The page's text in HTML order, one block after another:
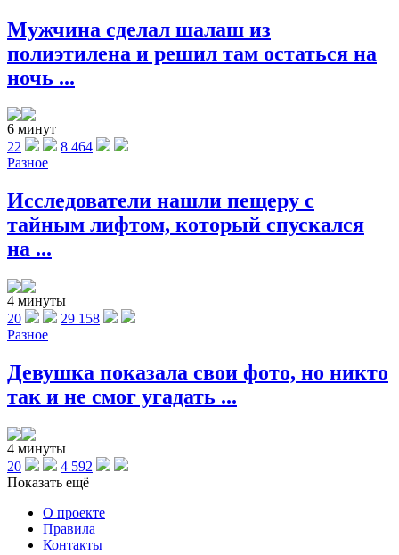
Мужчина сделал шалаш из
полиэтилена и решил там остаться на
ночь ...
6 минут
22
8 464
Разное
Исследователи нашли пещеру с
тайным лифтом, который спускался
на ...
4 минуты
20
29 158
Разное
Девушка показала свои фото, но никто
так и не смог угадать ...
4 минуты
20
4 592
Показать ещё
О проекте
Правила
Контакты